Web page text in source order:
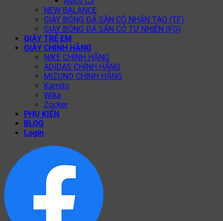
NEW BALANCE
GIÀY BÓNG ĐÁ SÂN CỎ NHÂN TẠO (TF)
GIÀY BÓNG ĐÁ SÂN CỎ TỰ NHIÊN (FG)
GIÀY TRẺ EM
GIÀY CHÍNH HÃNG
NIKE CHÍNH HÃNG
ADIDAS CHÍNH HÃNG
MIZUNO CHÍNH HÃNG
Kamito
Wika
Zocker
PHỤ KIỆN
BLOG
Login